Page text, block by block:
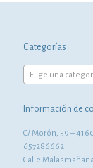
Categorías
Elige una
Información de
C/ Morón, 59 –
657286662
Calle